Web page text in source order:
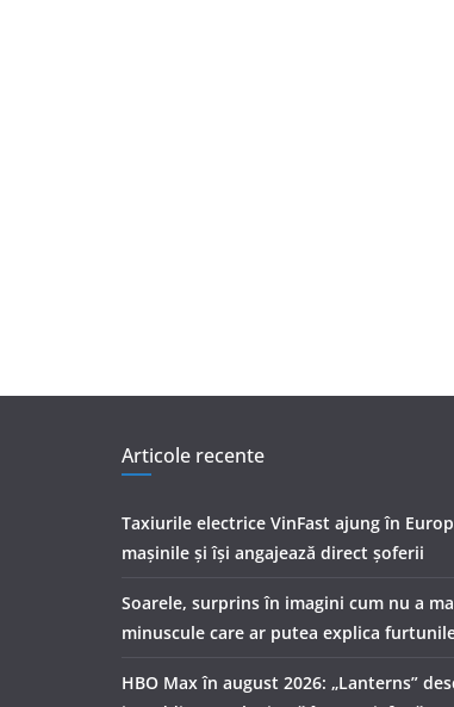
Articole recente
Taxiurile electrice VinFast ajung în
mașinile și își angajează direct șoferii
Soarele, surprins în imagini cum nu a
minuscule care ar putea explica
HBO Max în august 2026: „Lanterns”